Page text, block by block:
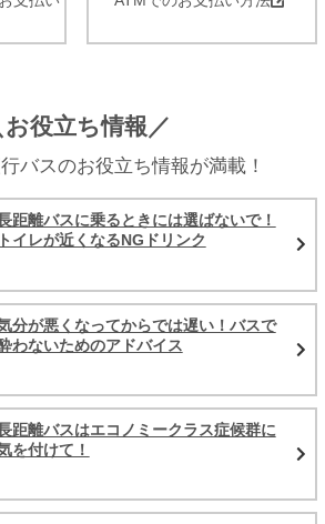
お役立ち情報／
バスのお役立ち情報が満載！
距離バスに乗るときには選ばないで！
トイレが近くなるNGドリンク
分が悪くなってからでは遅い！バスで
わないためのアドバイス
距離バスはエコノミークラス症候群に
を付けて！